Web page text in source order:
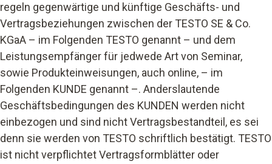
regeln gegenwärtige und künftige Geschäfts- und
Vertragsbeziehungen zwischen der TESTO SE & Co.
KGaA – im Folgenden TESTO genannt – und dem
Leistungsempfänger für jedwede Art von Seminar,
sowie Produkteinweisungen, auch online, – im
Folgenden KUNDE genannt –. Anderslautende
Geschäftsbedingungen des KUNDEN werden nicht
einbezogen und sind nicht Vertragsbestandteil, es sei
denn sie werden von TESTO schriftlich bestätigt. TESTO
ist nicht verpflichtet Vertragsformblätter oder